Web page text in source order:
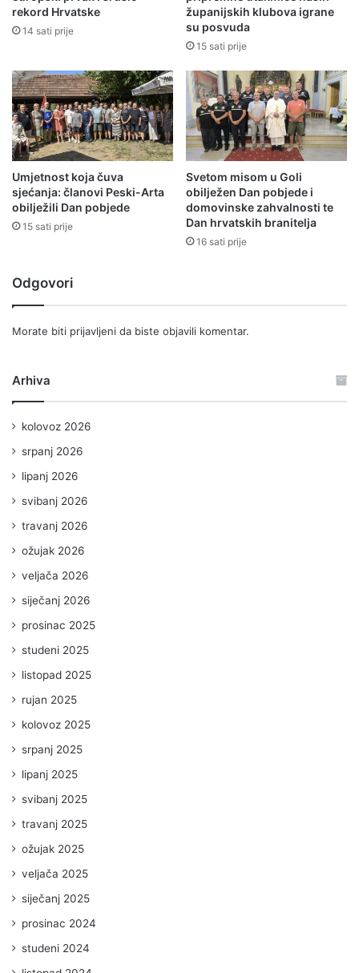
rekord Hrvatske
14 sati prije
županijskih klubova igrane
su posvuda
15 sati prije
Umjetnost koja čuva
sjećanja: članovi Peski-Arta
obilježili Dan pobjede
15 sati prije
Svetom misom u Goli
obilježen Dan pobjede i
domovinske zahvalnosti te
Dan hrvatskih branitelja
16 sati prije
Odgovori
Morate biti prijavljeni da biste objavili komentar.
Arhiva
kolovoz 2026
srpanj 2026
lipanj 2026
svibanj 2026
travanj 2026
ožujak 2026
veljača 2026
siječanj 2026
prosinac 2025
studeni 2025
listopad 2025
rujan 2025
kolovoz 2025
srpanj 2025
lipanj 2025
svibanj 2025
travanj 2025
ožujak 2025
veljača 2025
siječanj 2025
prosinac 2024
studeni 2024